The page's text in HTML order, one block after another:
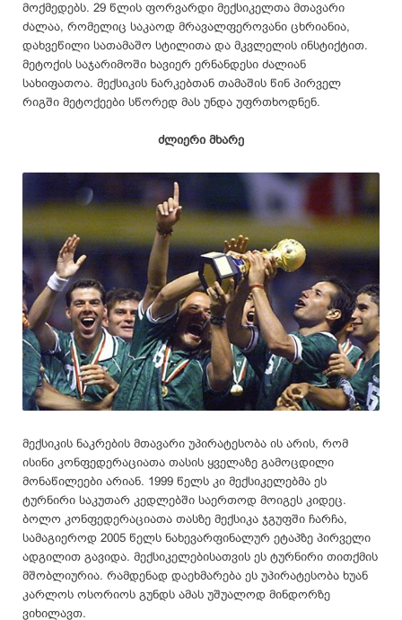
მოქმედებს. 29 წლის ფორვარდი მექსიკელთა მთავარი
ძალაა, რომელიც საკაოდ მრავალფეროვანი ცხრიანია,
დახვეწილი სათამაშო სტილითა და მკვლელის ინსტიქტით.
მეტოქის საჯარიმოში ხავიერ ერნანდესი ძალიან
სახიფათოა. მექსიკის ნარკებთან თამაშის წინ პირველ
რიგში მეტოქეები სწორედ მას უნდა უფრთხოდნენ.
ძლიერი მხარე
მექსიკის ნაკრების მთავარი უპირატესობა ის არის, რომ
ისინი კონფედერაციათა თასის ყველაზე გამოცდილი
მონაწილეები არიან. 1999 წელს კი მექსიკელებმა ეს
ტურნირი საკუთარ კედლებში საერთოდ მოიგეს კიდეც.
ბოლო კონფედერაციათა თასზე მექსიკა ჯგუფში ჩარჩა,
სამაგიეროდ 2005 წელს ნახევარფინალურ ეტაპზე პირველი
ადგილით გავიდა. მექსიკელებისათვის ეს ტურნირი თითქმის
მშობლიურია. რამდენად დაეხმარება ეს უპირატესობა ხუან
კარლოს ოსორიოს გუნდს ამას უშუალოდ მინდორზე
ვიხილავთ.